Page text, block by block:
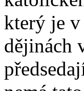
který je
dějinách